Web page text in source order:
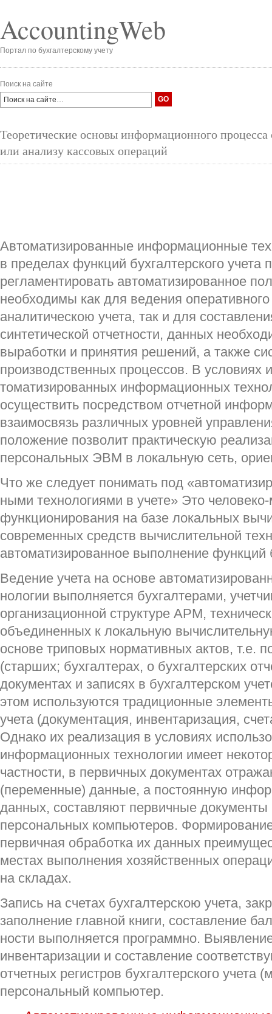
AccountingWeb
Портал по бухгалтерскому учету
Поиск на сайте
Теоретические основы информационного
или анализу кассовых операций
Автоматизированные информационные
в пределах функций бухгалтерского учета
регламентировать автоматизированное
необходимы как для ведения опе­ративного
аналитическою учета, так и для
синтетической отчетности, данных
выработки и принятия решений, а также
производственных процессов. В условиях
томатизированных информационных
осу­ществить посредством отчетной
взаимосвязь различных уровней
положение позволит практическую
персональных ЭВМ в локаль­ную сеть,
Что же следует понимать под
ными технологиями в учете» Это
функциони­рования на базе локальных
современных средств вычислительной
автоматизированное вы­полнение функций
Ведение учета на основе
нологии выполняется бухгалтерами,
организа­ционной структуре АРМ,
объединенных к локаль­ную
основе триповых нормативных актов, т.е.
(старших; бухгалтерах, о бухгалтерских
документах и записях в бухгалтерском
этом используются традиционные
учета (документация, инвентаризация,
Однако их реализация в условиях
ин­формационных технологии имеет
частности, в первичных документах
(переменные) данные, а постоянную
данных, составляют первичные
персональных компьютеров.
первичная обработка их данных
местах выполнения хозяйственных
на складах.
Запись на счетах бухгалтерскою учета,
заполнение главной книги, составление
ности выполняется программно.
инвентаризации и составление
отчетных регистров бух­галтерского
персональный компьютер.